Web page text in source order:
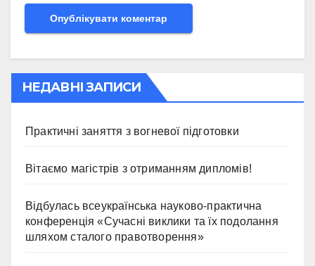
НЕДАВНІ ЗАПИСИ
Практичні заняття з вогневої підготовки
Вітаємо магістрів з отриманням дипломів!
Відбулась всеукраїнська науково-практична
конференція «Сучасні виклики та їх подолання
шляхом сталого правотворення»